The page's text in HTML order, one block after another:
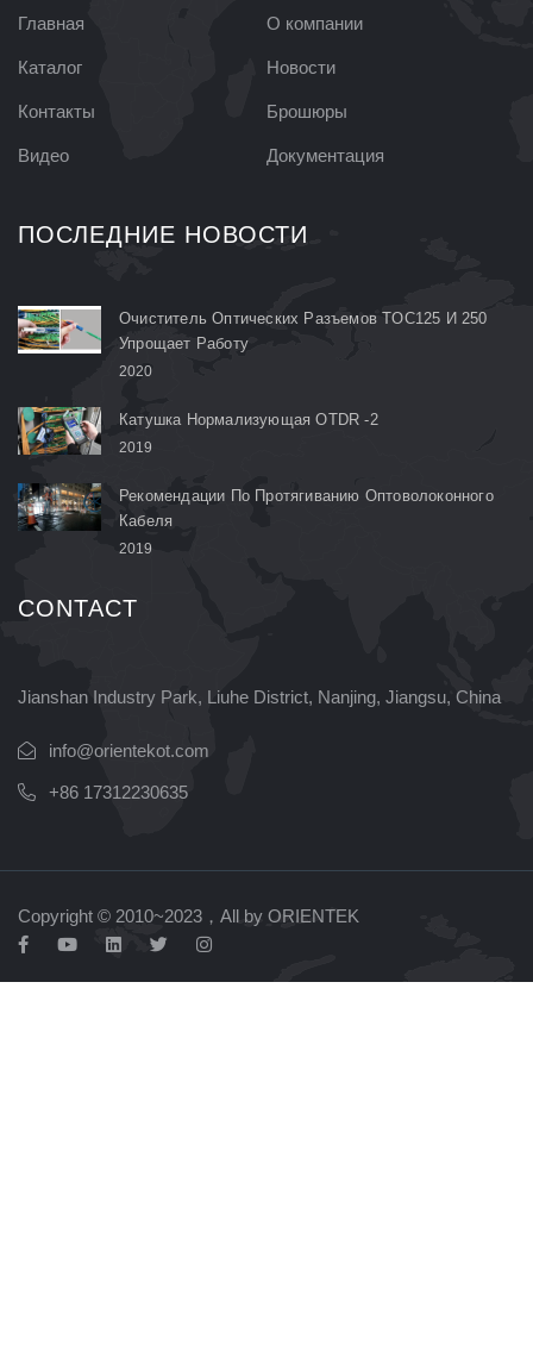
Главная О компании
Каталог Новости
Контакты Брошюры
Видео Документация
ПОСЛЕДНИЕ НОВОСТИ
Очиститель Оптических Разъемов TOC125 И 250
Упрощает Работу
2020
Катушка Нормализующая OTDR -2
2019
Рекомендации По Протягиванию Оптоволоконного
Кабеля
2019
CONTACT
Jianshan Industry Park, Liuhe District, Nanjing, Jiangsu, China
info@orientekot.com
+86 17312230635
Copyright © 2010~2023，All by ORIENTEK